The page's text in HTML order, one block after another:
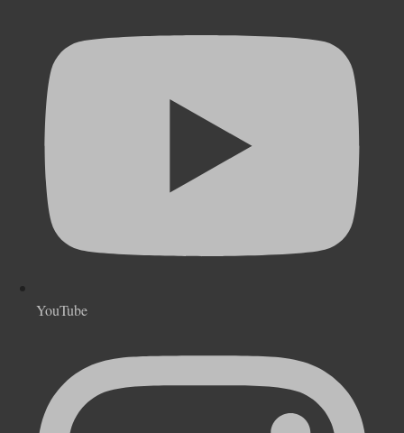
YouTube